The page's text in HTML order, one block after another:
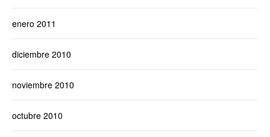
enero 2011
diciembre 2010
noviembre 2010
octubre 2010